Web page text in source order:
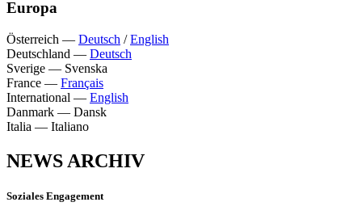
Europa
Österreich — Deutsch /English
Deutschland — Deutsch
Sverige — Svenska
France — Français
International — English
Danmark — Dansk
Italia — Italiano
NEWS ARCHIV
Soziales Engagement